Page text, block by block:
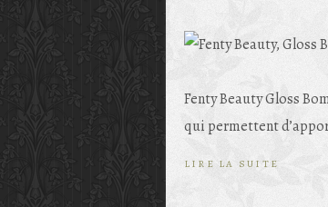
Fenty Beauty Gloss
qui permettent
LIRE LA SUITE